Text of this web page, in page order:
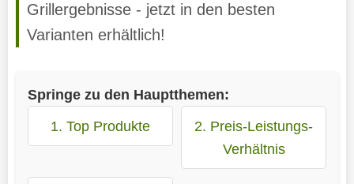
Grillergebnisse - jetzt in den besten
Varianten erhältlich!
Springe zu den Hauptthemen:
1. Top Produkte
2. Preis-Leistungs-
Verhältnis